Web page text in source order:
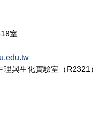
室
與生化實驗室（R2321）